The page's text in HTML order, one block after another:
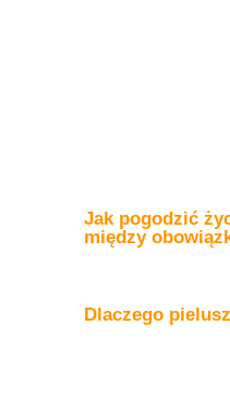
Jak pogodzić
między
Dlaczego